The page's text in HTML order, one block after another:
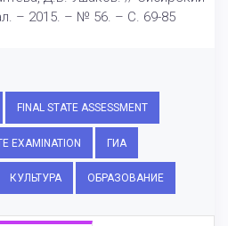
– 2015. – № 56. – С. 69-85
FINAL STATE ASSESSMENT
EXAMINATION ГИА
КУЛЬТУРА ОБРАЗОВАНИЕ